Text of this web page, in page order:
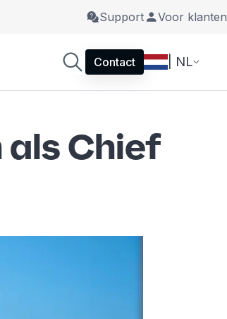
Support Voor klanten
Contact | NL
als Chief